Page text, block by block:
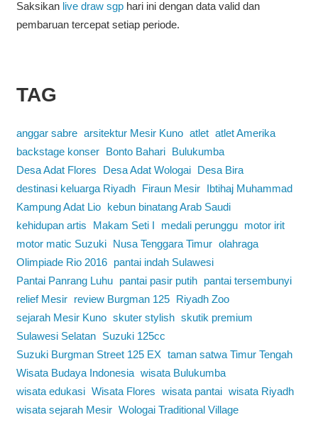
Saksikan live draw sgphari ini dengan data valid dan
pembaruan tercepat setiap periode.
TAG
anggar sabre arsitektur Mesir Kuno atlet atlet Amerika
backstage konser
Bonto Bahari
Bulukumba
Desa Adat Flores
Desa Adat Wologai
Desa Bira
destinasi keluarga Riyadh
Firaun Mesir
Ibtihaj Muhammad
Kampung Adat Lio
kebun binatang Arab Saudi
kehidupan artis
Makam Seti I medali perunggu
motor irit
motor matic Suzuki
Nusa Tenggara Timur olahraga
Olimpiade Rio 2016
pantai indah Sulawesi
Pantai Panrang Luhu
pantai pasir putih
pantai tersembunyi
relief Mesir
review Burgman 125
Riyadh Zoo
sejarah Mesir Kuno skuter stylish skutik premium
Sulawesi Selatan
Suzuki 125cc
Suzuki Burgman Street 125 EX taman satwa Timur Tengah
Wisata Budaya Indonesia wisata Bulukumba
wisata edukasi Wisata Flores wisata pantai wisata Riyadh
wisata sejarah Mesir Wologai Traditional Village